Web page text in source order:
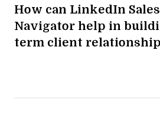
How can LinkedIn Sales
Navigator help in
term client